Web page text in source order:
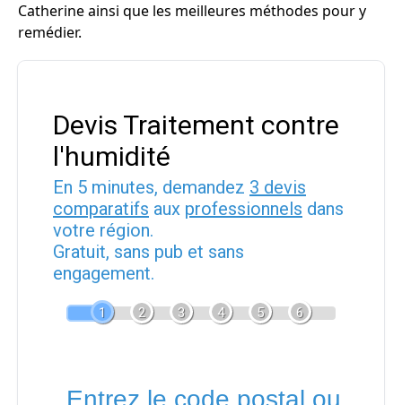
Catherine ainsi que les meilleures méthodes pour y
remédier.
Devis Traitement contre
l'humidité
En 5 minutes, demandez 3 devis
comparatifs aux professionnels dans
votre région.
Gratuit, sans pub et sans
engagement.
1 2 3 4 5 6
Entrez le code postal ou